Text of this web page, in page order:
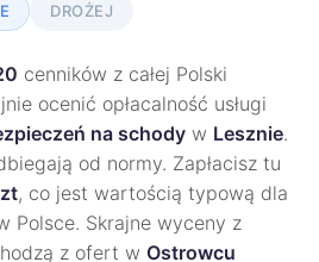
DROŻEJ
cenników z całej Polski
ocenić opłacalność usługi
na schody w Lesznie.
od normy. Zapłacisz tu
, co jest wartością typową dla
Polsce. Skrajne wyceny z
z ofert w Ostrowcu